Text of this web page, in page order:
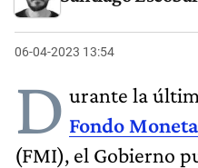
06-04-2023 13:54
D urante la
Fondo
(FMI), el Gobierno